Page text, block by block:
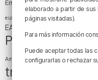
Ernesto Valverde Ertzaintza
euskera fiestas fútbol
EA Sports
Política
Arriaga tiempotiempo
tráfico en Bizkaia
elaborado a partir de
páginas visitadas).
Para más información
Puede aceptar todas las
configurarlas o rechazar